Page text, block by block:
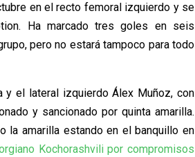
en el recto femoral izquierdo y se
Ha marcado tres goles en seis
pero no estará tampoco para todo
y el lateral izquierdo Álex Muñoz, con
y sancionado por quinta amarilla.
la amarilla estando en el banquillo en
Kochorashvili por compromisos